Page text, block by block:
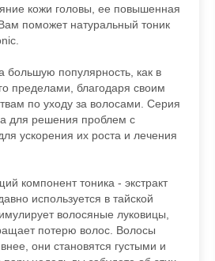
кожи головы, ее повышенная
поможет натуральный тоник
большую популярность, как в
пределами, благодаря своим
по уходу за волосами. Серия
для решения проблем с
ускорения их роста и лечения
компонент тоника - экстракт
используется в тайской
волосяные луковицы,
потерю волос. Волосы
они становятся густыми и